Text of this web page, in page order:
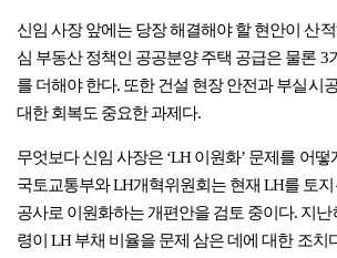
신임 사장 앞에는 당장 해결해야 할 현안이 산
심 부동산 정책인 공공분양 주택 공급은 물론 3
를 더해야 한다. 또한 건설 현장 안전과 부실시
대한 회복도 중요한 과제다.
무엇보다 신임 사장은 ‘LH 이원화’ 문제를 어
국토교통부와 LH개혁위원회는 현재 LH를 토
공사로 이원화하는 개편안을 검토 중이다. 지난
령이 LH 부채 비율을 문제 삼은 데에 대한 조치